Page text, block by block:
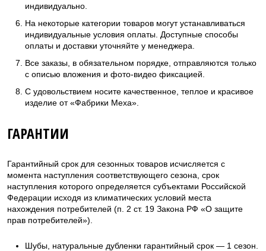
индивидуально.
На некоторые категории товаров могут устанавливаться
индивидуальные условия оплаты. Доступные способы
оплаты и доставки уточняйте у менеджера.
Все заказы, в обязательном порядке, отправляются только
с описью вложения и фото-видео фиксацией.
С удовольствием носите качественное, теплое и красивое
изделие от «Фабрики Меха».
ГАРАНТИИ
Гарантийный срок для сезонных товаров исчисляется с
момента наступления соответствующего сезона, срок
наступления которого определяется субъектами Российской
Федерации исходя из климатических условий места
нахождения потребителей (п. 2 ст. 19 Закона РФ «О защите
прав потребителей»).
Шубы, натуральные дубленки гарантийный срок — 1 сезон.